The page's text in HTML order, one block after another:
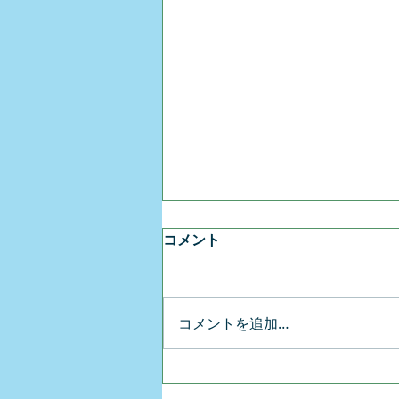
◆2026夏期休暇のお知らせ◆
コメント
コメントを追加…